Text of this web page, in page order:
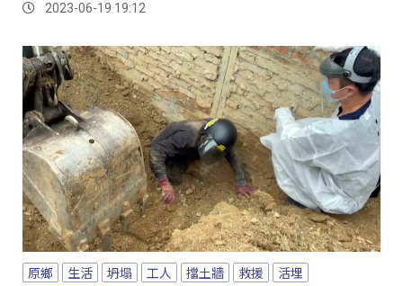
2023-06-19 19:12
原鄉 生活 坍塌 工人 擋土牆 救援
活埋